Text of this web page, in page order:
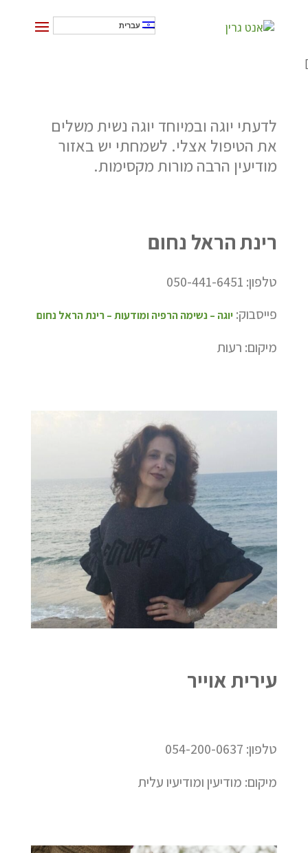
]
עברית
לדעתי יוגה ובמיוחד יוגה נשית משלים
את הטיפול אצלי. לשמחתי יש באזור
מודיעין הרבה מורות מקסימות.
רינת הראל נחום
טלפון: 050-441-6451
פייסבוק: יוגה – נשימה הרפיה ומודעות – רינת הראל נחום
מיקום: רעות
עירית אוייר
טלפון: 054-200-0637
מיקום: מודיעין ומודיעיו עלית